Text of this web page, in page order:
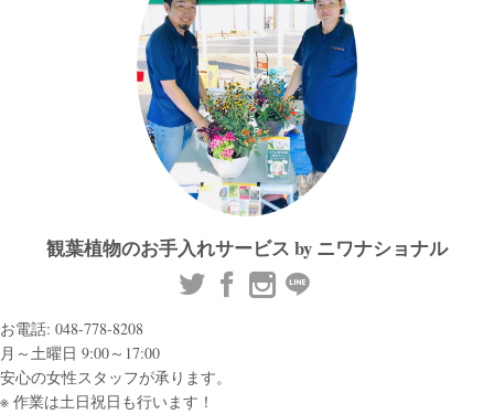
観葉植物のお手入れサービス by ニワナショナル
お電話: 048-778-8208
月～土曜日 9:00～17:00
安心の女性スタッフが承ります。
※ 作業は土日祝日も行います！